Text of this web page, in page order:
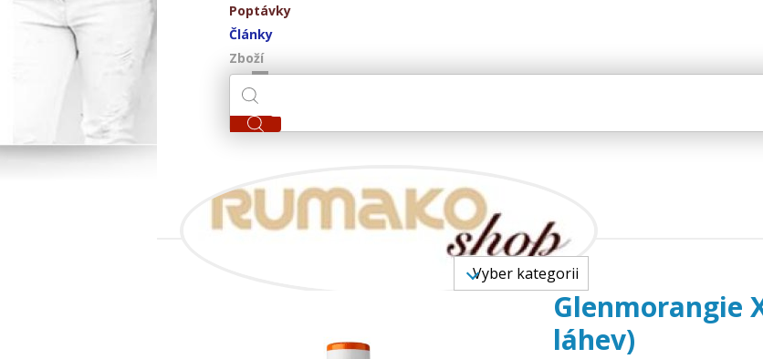
Poptávky
Články
Zboží
RUMAKO s.r.o.
Vyber kategorii
Glenmorangie
láhev)